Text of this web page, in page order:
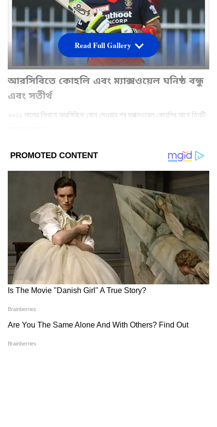
আরসিবিতে কোহলি এবং ম্যাক্সওয়েল ঘনিষ্ঠ বন্ধু
এবং সতীর্থ
২০১১ সালের নিলামে আরসিবিতে যোগ দেওয়ার পর ম্যাক্সওয়েল কোহলির সাথে তিনটি
Source
তবে দলে যোগ দেওয়ার পর তাদের মধ্যে তেমন
ভালো সম্পর্ক ছিল না বলে ম্যাক্সওয়েল সম্প্রতি
Read Full Gallery